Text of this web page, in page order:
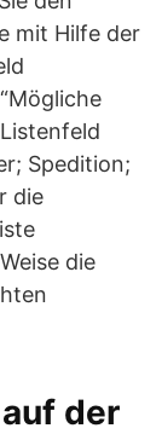
mit Hilfe der
Spedition;
die
die
der